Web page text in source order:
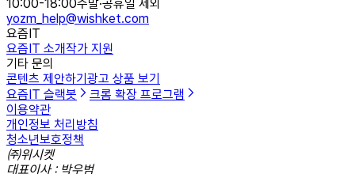
10:00-18:00주말·공휴일 제외
yozm_help@wishket.com
요즘IT
요즘IT 소개작가 지원
기타 문의
콘텐츠 제안하기광고 상품 보기
요즘IT 슬랙봇
크롬 확장 프로그램
이용약관
개인정보 처리방침
청소년보호정책
㈜위시켓
대표이사 : 박우범